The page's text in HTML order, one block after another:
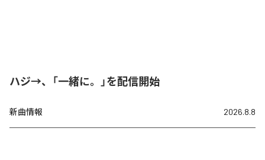
ハジ→、「一緒に。」を配信開始
新曲情報 2026.8.8